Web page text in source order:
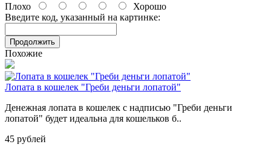
Плохо
Хорошо
Введите код, указанный на картинке:
Продолжить
Похожие
Лопата в кошелек "Греби деньги лопатой"
Денежная лопата в кошелек с надписью "Греби деньги
лопатой" будет идеальна для кошельков б..
45 рублей